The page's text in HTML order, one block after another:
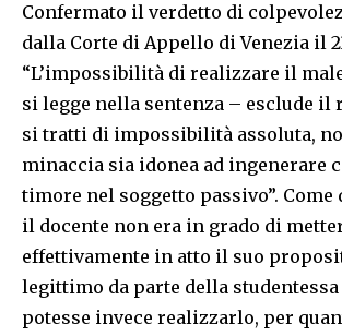
Confermato il verdetto di
dalla Corte di Appello di Venezia il
“L’impossibilità di realizzare il
si legge nella sentenza – esclude il
si tratti di impossibilità assoluta,
minaccia sia idonea ad ingenerare
timore nel soggetto passivo”. Come
il docente non era in grado di
effettivamente in atto il suo
legittimo da parte della studentessa
potesse invece realizzarlo, per